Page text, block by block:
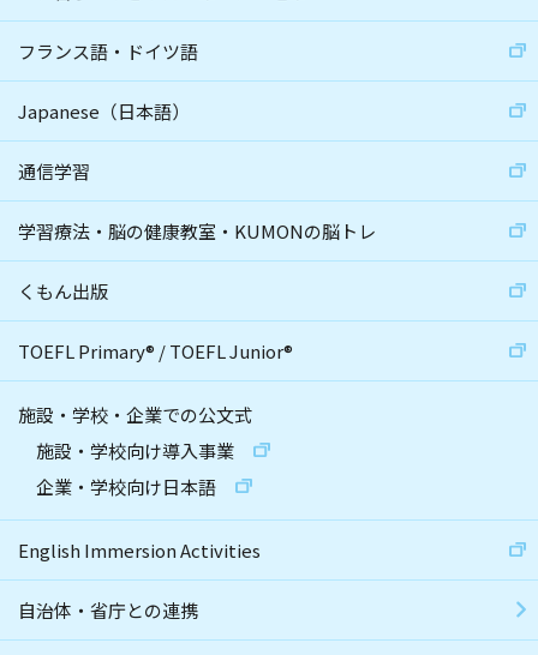
フランス語・ドイツ語
Japanese（日本語）
通信学習
学習療法・脳の健康教室・KUMONの脳トレ
くもん出版
TOEFL Primary® /TOEFL Junior®
施設・学校・企業での公文式
施設・学校向け導入事業
企業・学校向け日本語
English Immersion Activities
自治体・省庁との連携